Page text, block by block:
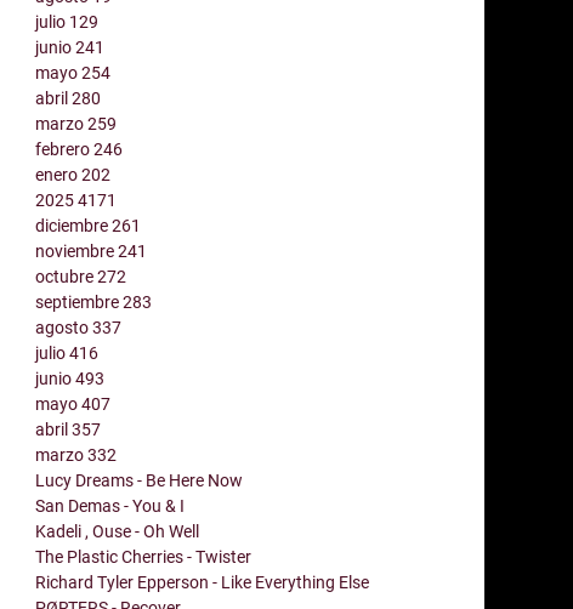
julio 129
junio241
mayo254
abril280
marzo259
febrero246
enero202
20254171
diciembre261
noviembre241
octubre272
septiembre283
agosto337
julio416
junio493
mayo407
abril357
marzo332
Lucy Dreams - Be Here Now
San Demas - You & I
Kadeli , Ouse - Oh Well
The Plastic Cherries - Twister
Richard Tyler Epperson - Like Everything Else